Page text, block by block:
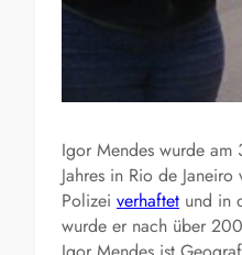
Igor Mendes wurde am
Jahres in Rio de
Polizei verhaftet und in
wurde er nach über